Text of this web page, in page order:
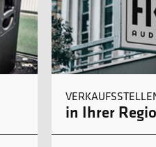
in Ihrer